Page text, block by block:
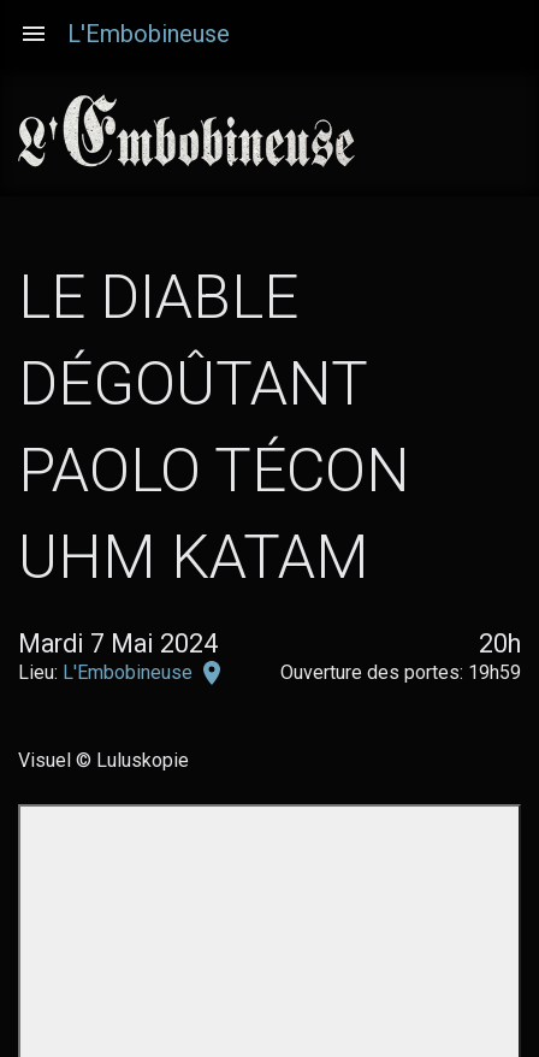
principal
L'Embobineuse
LE DIABLE
DÉGOÛTANT
PAOLO TÉCON
UHM KATAM
Mardi 7 Mai 2024 20h
Lieu: L'Embobineuse
L'Embobineuse
Ouverture des portes: 19h59
Visuel © Luluskopie